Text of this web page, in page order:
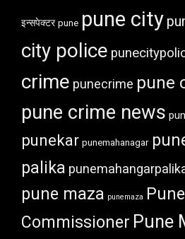
इन्सपेक्टर pune pune city
city police
crime punecrime pune
pune crime news
punekar punemahanagar
palika
pune maza punemaza
Commissioner Pune